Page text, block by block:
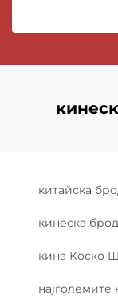
китайска
кинеска
кина Коско